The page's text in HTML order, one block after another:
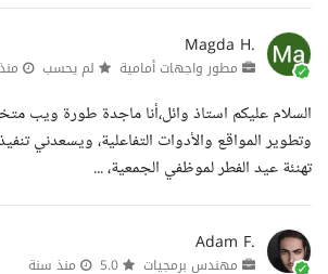
Magda H.
مطور واجهات أمامية لم يحسب
السلام عليكم استاذ وائل،أنا ماجدة طورة ويب
وتطوير المواقع والأدوات التفاعلية، ويسعدني
تهنئة عيد الفطر لموظفي الجمعية، ...
Adam F.
مهندس برمجيات منذ سنة